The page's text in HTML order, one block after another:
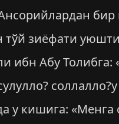
зиёфати
ибн Абу
у кишига: